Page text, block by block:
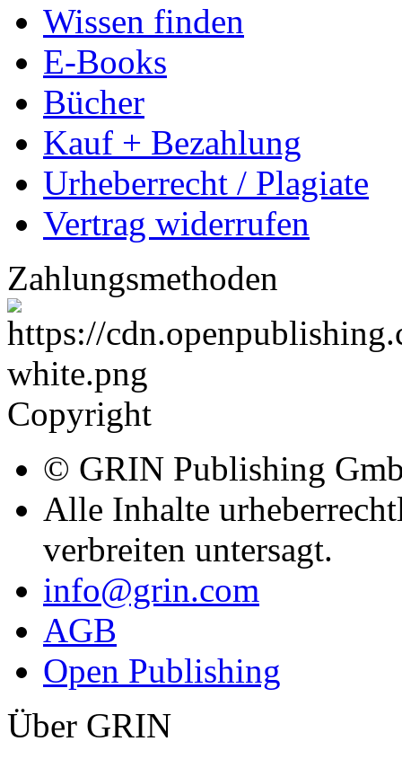
Wissen finden
E-Books
Bücher
Kauf + Bezahlung
Urheberrecht / Plagiate
Vertrag widerrufen
Zahlungsmethoden
Copyright
© GRIN Publishing
Alle Inhalte
verbreiten untersagt.
info@grin.com
AGB
Open Publishing
Über GRIN